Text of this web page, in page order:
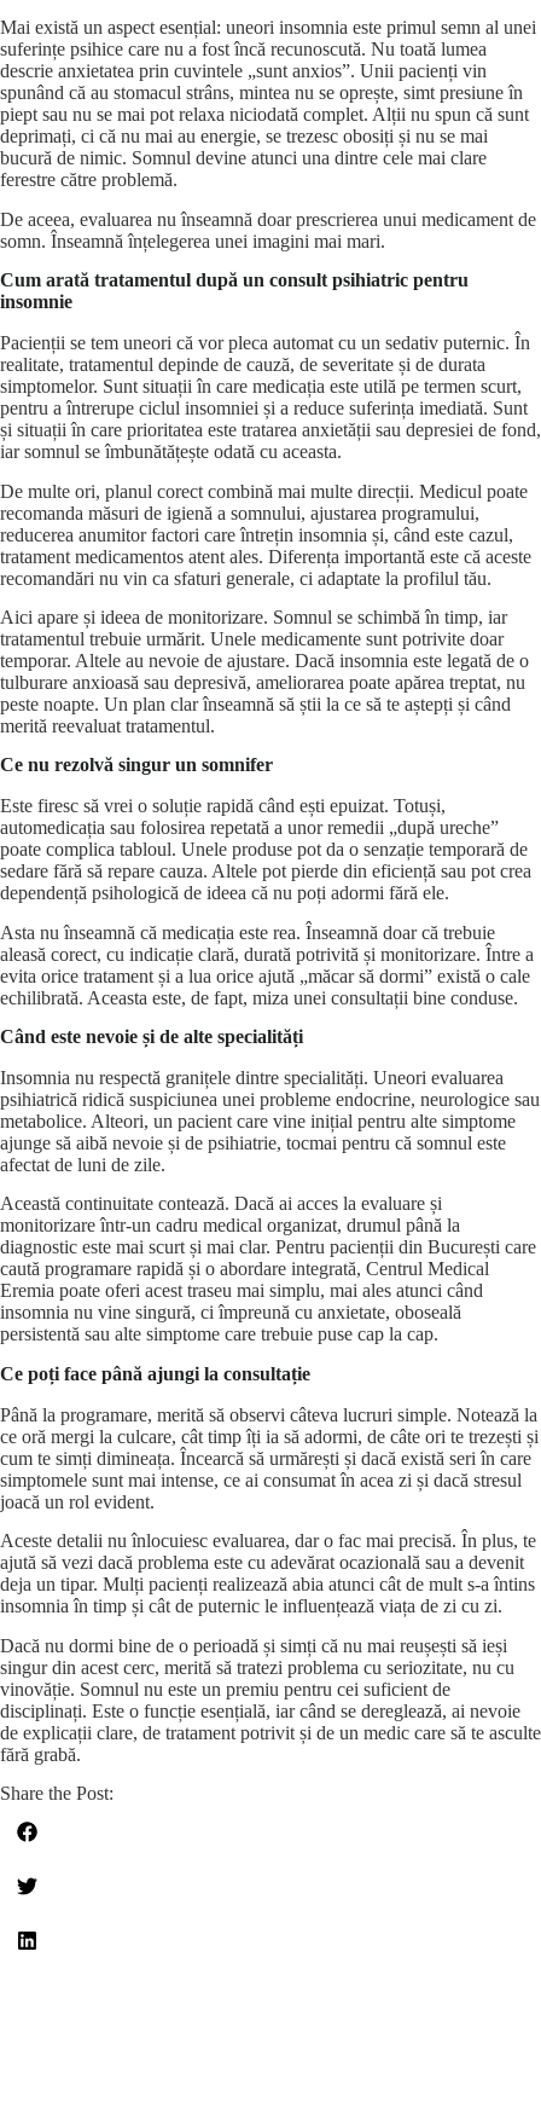
Mai există un aspect esențial: uneori insomnia este primul semn al unei
suferințe psihice care nu a fost încă recunoscută. Nu toată lumea
descrie anxietatea prin cuvintele „sunt anxios”. Unii pacienți vin
spunând că au stomacul strâns, mintea nu se oprește, simt presiune în
piept sau nu se mai pot relaxa niciodată complet. Alții nu spun că sunt
deprimați, ci că nu mai au energie, se trezesc obosiți și nu se mai
bucură de nimic. Somnul devine atunci una dintre cele mai clare
ferestre către problemă.
De aceea, evaluarea nu înseamnă doar prescrierea unui medicament de
somn. Înseamnă înțelegerea unei imagini mai mari.
Cum arată tratamentul după un consult psihiatric pentru
insomnie
Pacienții se tem uneori că vor pleca automat cu un sedativ puternic. În
realitate, tratamentul depinde de cauză, de severitate și de durata
simptomelor. Sunt situații în care medicația este utilă pe termen scurt,
pentru a întrerupe ciclul insomniei și a reduce suferința imediată. Sunt
și situații în care prioritatea este tratarea anxietății sau depresiei de fond,
iar somnul se îmbunătățește odată cu aceasta.
De multe ori, planul corect combină mai multe direcții. Medicul poate
recomanda măsuri de igienă a somnului, ajustarea programului,
reducerea anumitor factori care întrețin insomnia și, când este cazul,
tratament medicamentos atent ales. Diferența importantă este că aceste
recomandări nu vin ca sfaturi generale, ci adaptate la profilul tău.
Aici apare și ideea de monitorizare. Somnul se schimbă în timp, iar
tratamentul trebuie urmărit. Unele medicamente sunt potrivite doar
temporar. Altele au nevoie de ajustare. Dacă insomnia este legată de o
tulburare anxioasă sau depresivă, ameliorarea poate apărea treptat, nu
peste noapte. Un plan clar înseamnă să știi la ce să te aștepți și când
merită reevaluat tratamentul.
Ce nu rezolvă singur un somnifer
Este firesc să vrei o soluție rapidă când ești epuizat. Totuși,
automedicația sau folosirea repetată a unor remedii „după ureche”
poate complica tabloul. Unele produse pot da o senzație temporară de
sedare fără să repare cauza. Altele pot pierde din eficiență sau pot crea
dependență psihologică de ideea că nu poți adormi fără ele.
Asta nu înseamnă că medicația este rea. Înseamnă doar că trebuie
aleasă corect, cu indicație clară, durată potrivită și monitorizare. Între a
evita orice tratament și a lua orice ajută „măcar să dormi” există o cale
echilibrată. Aceasta este, de fapt, miza unei consultații bine conduse.
Când este nevoie și de alte specialități
Insomnia nu respectă granițele dintre specialități. Uneori evaluarea
psihiatrică ridică suspiciunea unei probleme endocrine, neurologice sau
metabolice. Alteori, un pacient care vine inițial pentru alte simptome
ajunge să aibă nevoie și de psihiatrie, tocmai pentru că somnul este
afectat de luni de zile.
Această continuitate contează. Dacă ai acces la evaluare și
monitorizare într-un cadru medical organizat, drumul până la
diagnostic este mai scurt și mai clar. Pentru pacienții din București care
caută programare rapidă și o abordare integrată, Centrul Medical
Eremia poate oferi acest traseu mai simplu, mai ales atunci când
insomnia nu vine singură, ci împreună cu anxietate, oboseală
persistentă sau alte simptome care trebuie puse cap la cap.
Ce poți face până ajungi la consultație
Până la programare, merită să observi câteva lucruri simple. Notează la
ce oră mergi la culcare, cât timp îți ia să adormi, de câte ori te trezești și
cum te simți dimineața. Încearcă să urmărești și dacă există seri în care
simptomele sunt mai intense, ce ai consumat în acea zi și dacă stresul
joacă un rol evident.
Aceste detalii nu înlocuiesc evaluarea, dar o fac mai precisă. În plus, te
ajută să vezi dacă problema este cu adevărat ocazională sau a devenit
deja un tipar. Mulți pacienți realizează abia atunci cât de mult s-a întins
insomnia în timp și cât de puternic le influențează viața de zi cu zi.
Dacă nu dormi bine de o perioadă și simți că nu mai reușești să ieși
singur din acest cerc, merită să tratezi problema cu seriozitate, nu cu
vinovăție. Somnul nu este un premiu pentru cei suficient de
disciplinați. Este o funcție esențială, iar când se dereglează, ai nevoie
de explicații clare, de tratament potrivit și de un medic care să te asculte
fără grabă.
Share the Post: